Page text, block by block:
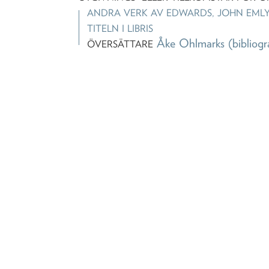
ANDRA VERK AV EDWARDS, JOHN
TITELN I LIBRIS
ÖVERSÄTTARE Åke Ohlmarks